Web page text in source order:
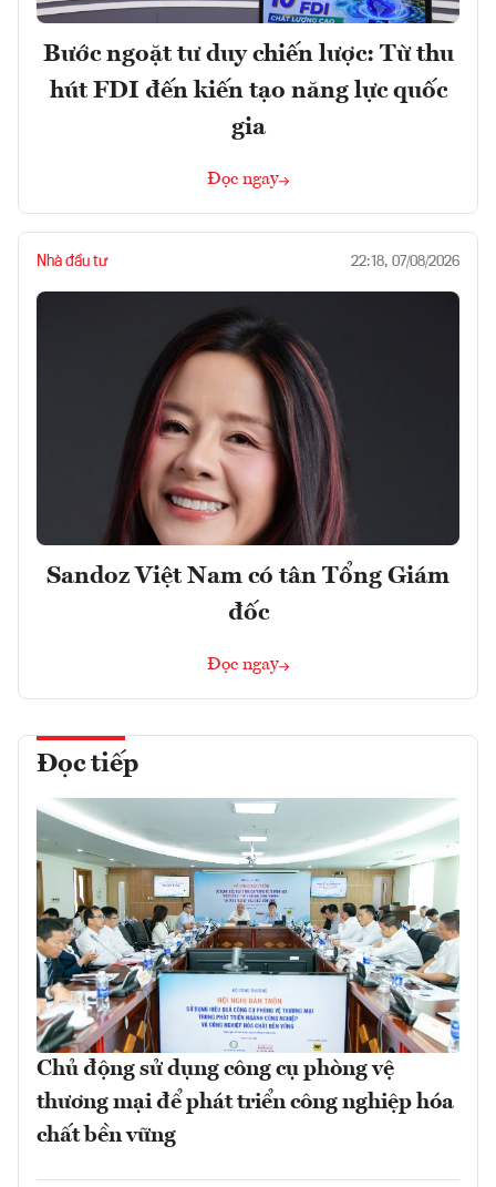
Bước ngoặt tư duy chiến lược: Từ thu
hút FDI đến kiến tạo năng lực quốc
gia
Đọc ngay
Nhà đầu tư 22:18, 07/08/2026
Sandoz Việt Nam có tân Tổng Giám
đốc
Đọc ngay
Đọc tiếp
Chủ động sử dụng công cụ phòng vệ
thương mại để phát triển công nghiệp hóa
chất bền vững